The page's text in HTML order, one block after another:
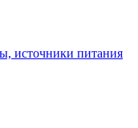
источники питания